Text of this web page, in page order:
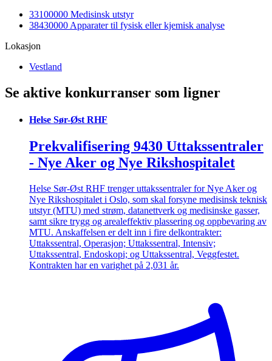
33100000 Medisinsk utstyr
38430000 Apparater til fysisk eller kjemisk analyse
Lokasjon
Vestland
Se aktive konkurranser som ligner
Helse Sør-Øst RHF
Prekvalifisering 9430 Uttakssentraler
- Nye Aker og Nye Rikshospitalet
Helse Sør-Øst RHF trenger uttakssentraler for Nye Aker og
Nye Rikshospitalet i Oslo, som skal forsyne medisinsk teknisk
utstyr (MTU) med strøm, datanettverk og medisinske gasser,
samt sikre trygg og arealeffektiv plassering og oppbevaring av
MTU. Anskaffelsen er delt inn i fire delkontrakter:
Uttakssentral, Operasjon; Uttakssentral, Intensiv;
Uttakssentral, Endoskopi; og Uttakssentral, Veggfestet.
Kontrakten har en varighet på 2,031 år.